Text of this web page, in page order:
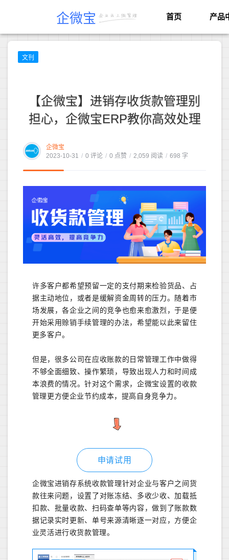
企微宝 首页 产品
文刊
【企微宝】进销存收货款管理别
担心，企微宝ERP教你高效处理
企微宝
2023-10-31 / 0 评论 / 0 点赞 / 2,059 阅读 / 698 字
许多客户都希望预留一定的支付期来检验货品、占
据主动地位，或者是缓解资金周转的压力。随着市
场发展，各企业之间的竞争也愈来愈激烈，于是便
开始采用赊销手续管理的办法，希望能以此来留住
更多客户。
但是，很多公司在应收账款的日常管理工作中做得
不够全面细致、操作繁琐，导致出现人力和时间成
本浪费的情况。针对这个需求，企微宝设置的收款
管理更方便企业节约成本，提高自身竞争力。
申请试用
企微宝进销存系统收款管理针对企业与客户之间货
款往来问题，设置了对账冻结、多收少收、加载抵
扣款、批量收款、扫码查单等内容，做到了账款数
据记录实时更新、单号来源清晰逐一对应，方便企
业灵活进行收货款管理。